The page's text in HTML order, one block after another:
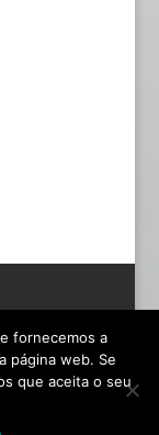
|
fornecemos a
página web. Se
que aceita o seu